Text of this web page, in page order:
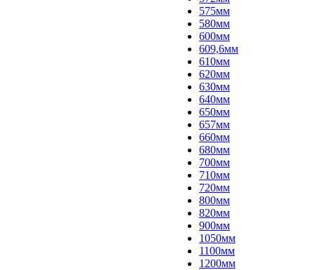
575мм
580мм
600мм
609,6мм
610мм
620мм
630мм
640мм
650мм
657мм
660мм
680мм
700мм
710мм
720мм
800мм
820мм
900мм
1050мм
1100мм
1200мм